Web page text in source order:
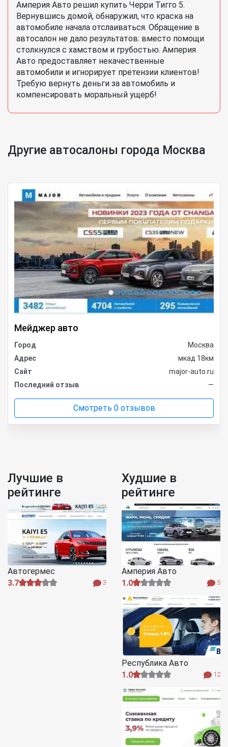
Амперия Авто решил купить Черри Тигго 5.
Вернувшись домой, обнаружил, что краска на
автомобиле начала отслаиваться. Обращение в
автосалон не дало результатов: вместо помощи
столкнулся с хамством и грубостью. Амперия
Авто предоставляет некачественные
автомобили и игнорирует претензии клиентов!
Требую вернуть деньги за автомобиль и
компенсировать моральный ущерб!
Другие автосалоны города Москва
Мейджер авто
Город
Москва
Адрес
мкад 18км
Сайт
major-auto.ru
Последний отзыв
—
Смотреть 0 отзывов
Лучшие в
рейтинге
Автогермес
3.7
3
Худшие в
рейтинге
Амперия Авто
1.0
5
Республика Авто
1.0
12